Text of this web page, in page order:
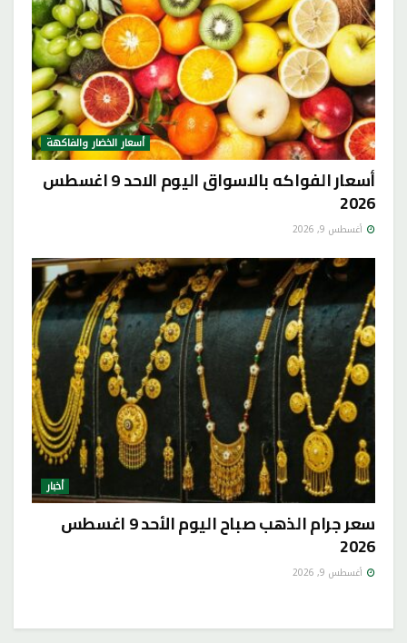
أسعار الخضار والفاكهة
أسعار الفواكه بالاسواق اليوم الاحد 9 اغسطس
2026
أغسطس 9, 2026
أخبار
سعر جرام الذهب صباح اليوم الأحد 9 اغسطس
2026
أغسطس 9, 2026